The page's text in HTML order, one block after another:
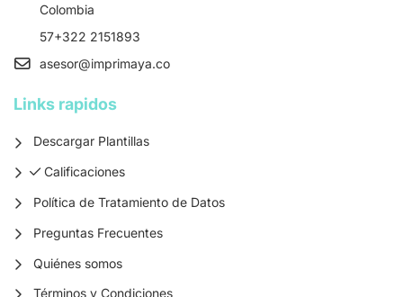
Colombia
57+322 2151893
asesor@imprimaya.co
Links rapidos
Descargar Plantillas
Calificaciones
Calificaciones
Política de Tratamiento de Datos
Preguntas Frecuentes
Quiénes somos
Términos y Condiciones